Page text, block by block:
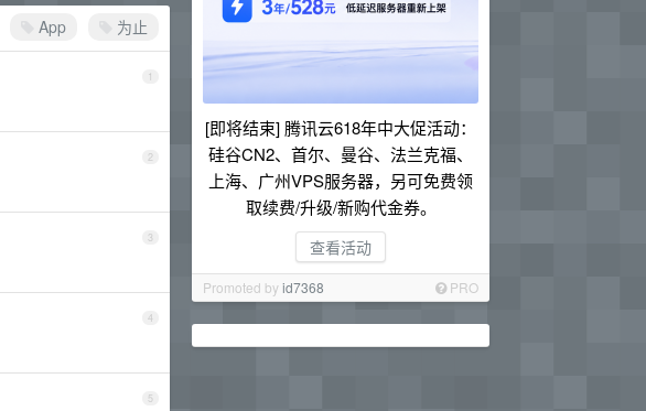
[即将结束] 腾讯云618年中大促活动：
硅谷CN2、首尔、曼谷、法兰克福、
上海、广州VPS服务器，另可免费领
取续费/升级/新购代金券。
查看活动
Promoted byid7368 PRO
App 为止
1
2
3
4
5